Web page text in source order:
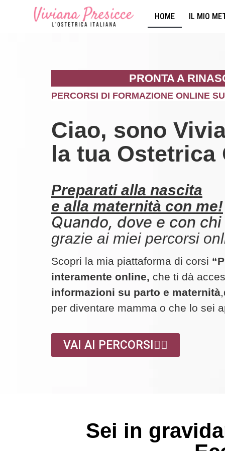
HOME IL MIO
PRONTA A
PERCORSI DI FORMAZIONE ONLINE
Ciao, sono
la tua Ostetrica
Preparati alla nascita
e alla maternità con me!
Quando, dove e con
grazie ai miei percorsi
Scopri la mia piattaforma di corsi
interamente online, che ti dà
informazioni su parto e maternità
per diventare mamma o che lo sei
VAI AI PERCORSI👇🏻
Sei in